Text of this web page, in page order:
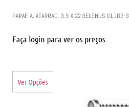
PARAF. A. ATARRAC. 3.9 X 22 BELENUS 01183-3
Faça login para ver os preços
Ver Opções